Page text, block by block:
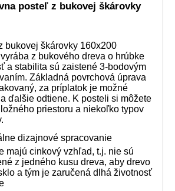
posteľ z bukovej škárovky
bukovej škárovky 160x200
z bukového dreva o hrúbke
a stabilita sú zaistené 3-bodovým
Základná povrchová úprava
za príplatok je možné
ďalšie odtiene. K posteli si môžete
priestoru a niekoľko typov
dizajnové spracovanie
majú cinkový vzhľad, t.j. nie sú
z jedného kusu dreva, aby drevo
a tým je zaručená dlhá životnosť